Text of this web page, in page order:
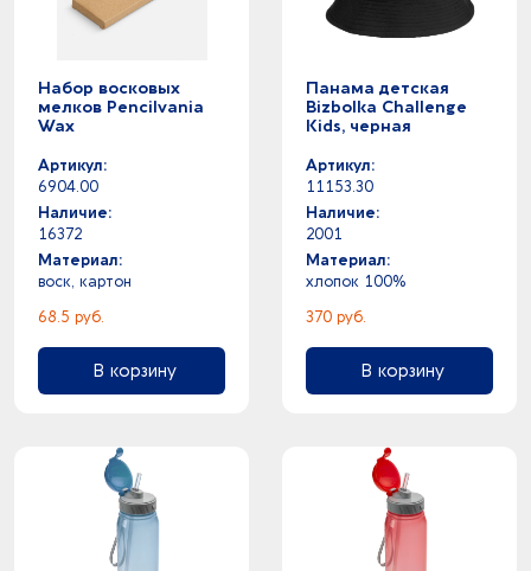
Набор восковых
мелков Pencilvania
Wax
Артикул:
6904.00
Наличие:
16372
Материал:
воск, картон
68.5 руб.
В корзину
Панама детская
Bizbolka Challenge
Kids, черная
Артикул:
11153.30
Наличие:
2001
Материал:
хлопок 100%
370 руб.
В корзину